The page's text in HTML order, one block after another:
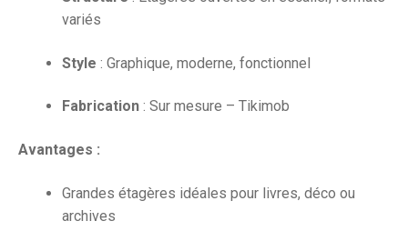
variés
Style : Graphique, moderne, fonctionnel
Fabrication : Sur mesure – Tikimob
Avantages :
Grandes étagères idéales pour livres, déco ou
archives